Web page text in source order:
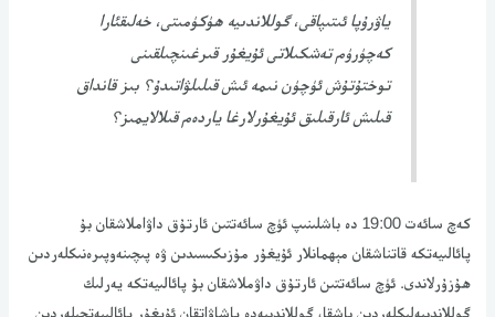
ياۋرۇپا ئىتىپاقى، گوللاندىيە ھۈكۈمىتى، خەلىقئارا
كەچۈرۈم تەشكىلاتى ئۇيغۇر قىرغىنچىلقىنى
توختۇتۇش ئۈچۈن نىمە ئىش قىلىلۋاتىدۇ؟ بىز قانداق
قىلىش ئارقىلىق ئۇيغۇرلارغا ياردەم قىلالايمىز؟
كەچ سائەت 19:00 دە باشلىنىپ ئۈچ سائەتتىن ئارتۇق داۋاملاشقان بۇ
پائالىيەتكە قاتناشقان مېھمانلار ئۇيغۇر مۇزىكىسىدىن ۋە پىچىنەوپىرەنىكلەردىن
ھۇزۇرلاندى. ئۈچ سائەتتىن ئارتۇق داۋملاشقان بۇ پائالىيەتكە يەرلىك
گوللاندىيەلىكلەردىن باشقا، گوللاندىيەدە ياشاۋاتقان ئۇيغۇر پائالىيەتچىلەردىن